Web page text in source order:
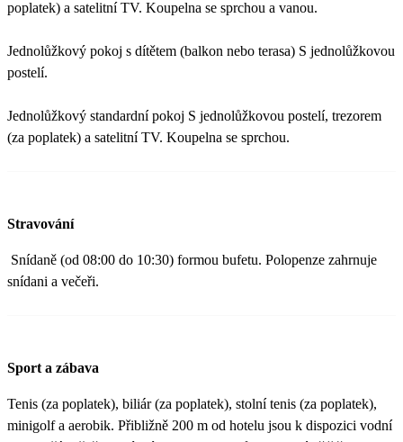
poplatek) a satelitní TV. Koupelna se sprchou a vanou.
Jednolůžkový pokoj s dítětem (balkon nebo terasa) S jednolůžkovou
postelí.
Jednolůžkový standardní pokoj S jednolůžkovou postelí, trezorem
(za poplatek) a satelitní TV. Koupelna se sprchou.
Stravování
Snídaně (od 08:00 do 10:30) formou bufetu. Polopenze zahrnuje
snídani a večeři.
Sport a zábava
Tenis (za poplatek), biliár (za poplatek), stolní tenis (za poplatek),
minigolf a aerobik. Přibližně 200 m od hotelu jsou k dispozici vodní